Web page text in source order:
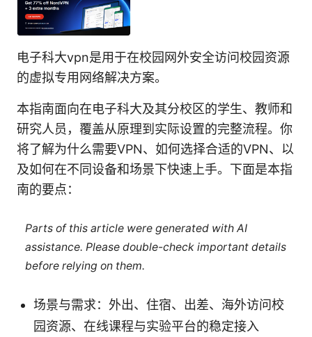
电子科大vpn是用于在校园网外安全访问校园资源
的虚拟专用网络解决方案。
本指南面向在电子科大及其分校区的学生、教师和
研究人员，覆盖从原理到实际设置的完整流程。你
将了解为什么需要VPN、如何选择合适的VPN、以
及如何在不同设备和场景下快速上手。下面是本指
南的要点：
Parts of this article were generated with AI
assistance. Please double-check important details
before relying on them.
场景与需求：外出、住宿、出差、海外访问校
园资源、在线课程与实验平台的稳定接入